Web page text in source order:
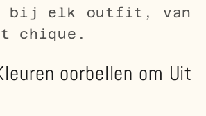
bij elk outfit, van
chique.
oorbellen om Uit